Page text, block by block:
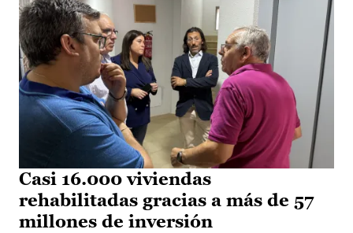
Casi 16.000 viviendas
rehabilitadas gracias a más de 57
millones de inversión